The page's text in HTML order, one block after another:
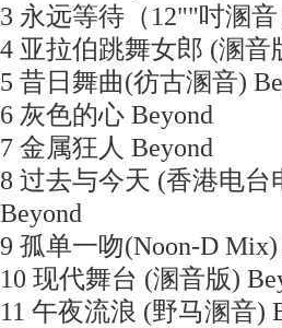
3 永远等待（12""吋溷音
4 亚拉伯跳舞女郎 (溷音
5 昔日舞曲(彷古溷音)
6 灰色的心 Beyond
7 金属狂人 Beyond
8 过去与今天 (香港电
Beyond
9 孤单一吻(Noon-D Mix)
10 现代舞台 (溷音版)
11 午夜流浪 (野马溷音)